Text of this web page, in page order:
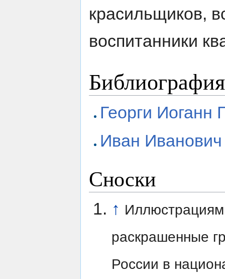
красильщиков,
воспитанники
Библиография
Георги Иоганн
Иван Иванович
Сноски
↑
раскрашенные
России в